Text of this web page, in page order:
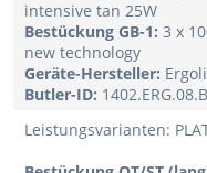
intensive tan 25W
Bestückung GB-1: 3 x
new technology
Geräte-Hersteller:
Butler-ID:
Leistungsvarianten: